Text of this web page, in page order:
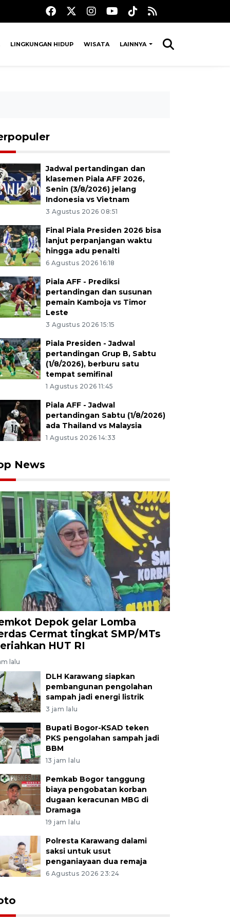
LINGKUNGAN HIDUP WISATA LAINNYA
Jadwal pertandingan dan
klasemen Piala AFF 2026,
Senin (3/8/2026) jelang
Indonesia vs Vietnam
3 Agustus 2026 08:51
Final Piala Presiden 2026 bisa
lanjut perpanjangan waktu
hingga adu penalti
6 Agustus 2026 16:18
Piala AFF - Prediksi
pertandingan dan susunan
pemain Kamboja vs Timor
Leste
3 Agustus 2026 15:15
Piala Presiden - Jadwal
pertandingan Grup B, Sabtu
(1/8/2026), berburu satu
tempat semifinal
1 Agustus 2026 11:45
Piala AFF - Jadwal
pertandingan Sabtu (1/8/2026)
ada Thailand vs Malaysia
1 Agustus 2026 14:33
News
Depok gelar Lomba
Cermat tingkat SMP/MTs
HUT RI
lalu
DLH Karawang siapkan
pembangunan pengolahan
sampah jadi energi listrik
3 jam lalu
Bupati Bogor-KSAD teken
PKS pengolahan sampah jadi
BBM
13 jam lalu
Pemkab Bogor tanggung
biaya pengobatan korban
dugaan keracunan MBG di
Dramaga
19 jam lalu
Polresta Karawang dalami
saksi untuk usut
penganiayaan dua remaja
6 Agustus 2026 23:24